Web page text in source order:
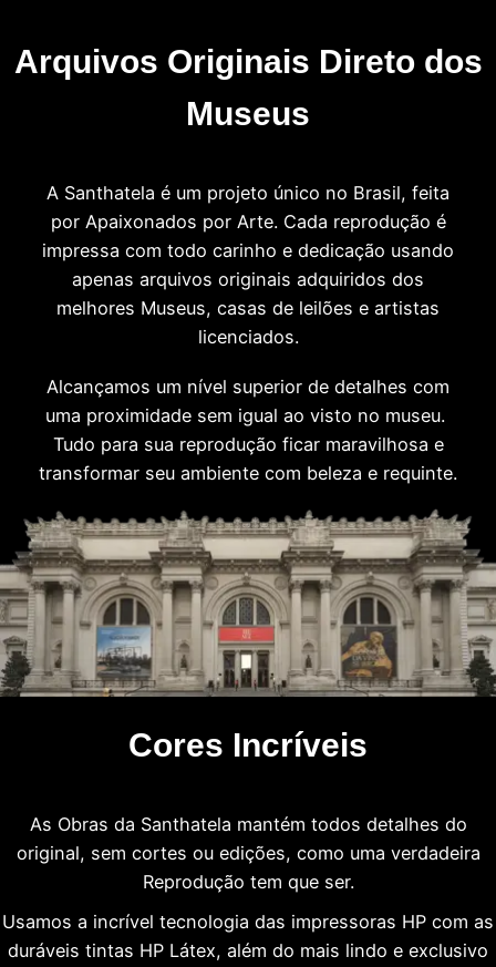
Arquivos Originais Direto dos
Museus
A Santhatela é um projeto único no Brasil, feita
por Apaixonados por Arte. Cada reprodução é
impressa com todo carinho e dedicação usando
apenas arquivos originais adquiridos dos
melhores Museus, casas de leilões e artistas
licenciados.
Alcançamos um nível superior de detalhes com
uma proximidade sem igual ao visto no museu.
Tudo para sua reprodução ficar maravilhosa e
transformar seu ambiente com beleza e requinte.
Cores Incríveis
As Obras da Santhatela mantém todos detalhes do
original, sem cortes ou edições, como uma verdadeira
Reprodução tem que ser.
Usamos a incrível tecnologia das impressoras HP com as
duráveis tintas HP Látex, além do mais lindo e exclusivo